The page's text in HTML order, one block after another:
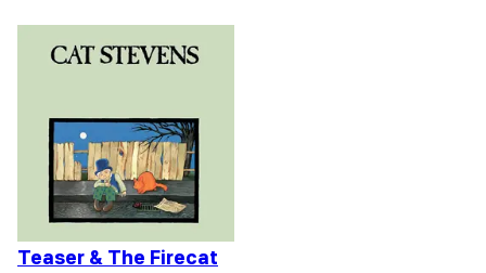
Teaser & The Firecat